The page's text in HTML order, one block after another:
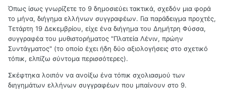
Όπως ίσως γνωρίζετε το 9 δημοσιεύει τακτικά, σχεδόν μια φορά
το μήνα, διήγημα ελλήνων συγγραφέων. Για παράδειγμα προχτές,
Τετάρτη 19 Δεκεμβρίου, είχε ένα διήγημα του Δημήτρη Φύσσα,
συγγραφέα του μυθιστορήματος "Πλατεία Λένιν, πρώην
Συντάγματος" (το οποίο έχει ήδη δύο αξιολογήσεις στο σχετικό
τόπικ, ελπίζω σύντομα περισσότερες).
Σκέφτηκα λοιπόν να ανοίξω ένα τόπικ σχολιασμού των
διηγημάτων ελλήνων συγγραφέων που μπαίνουν στο 9.